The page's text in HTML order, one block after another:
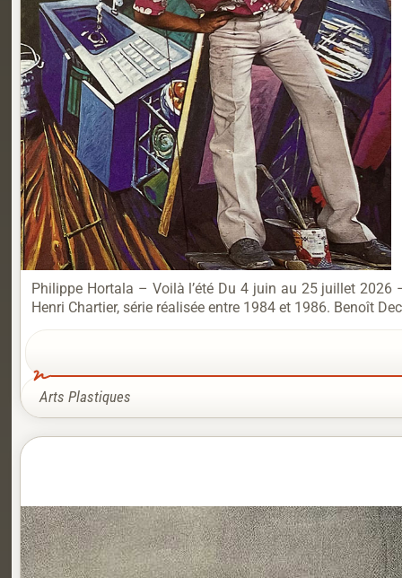
Philippe Hortala – Voilà l’été Du 4 juin au 25 juillet 2026
Henri Chartier, série réalisée entre 1984 et 1986. Benoît
Arts Plastiques